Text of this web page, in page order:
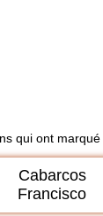
qui ont
Cabarcos
Francisco